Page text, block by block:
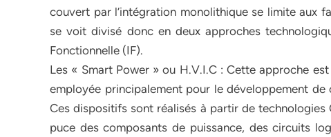
couvert par l’intégration monolithique se limite aux
se voit divisé donc en deux approches
Fonctionnelle (IF).
Les « Smart Power » ou H.V.I.C : Cette approche
employée principalement pour le développement
Ces dispositifs sont réalisés à partir de technologies
puce des composants de puissance, des circuits